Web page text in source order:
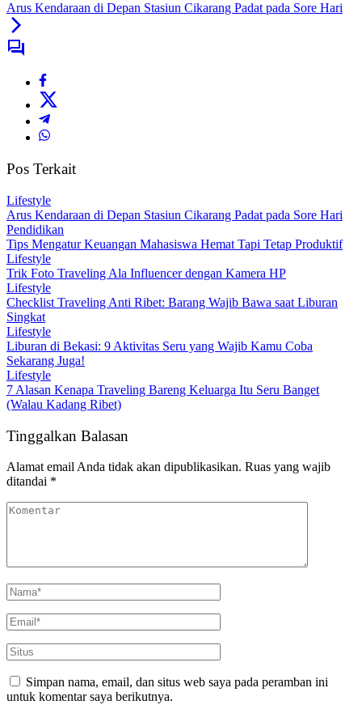
Arus Kendaraan di Depan Stasiun Cikarang Padat pada Sore Hari
Pos Terkait
Lifestyle
Arus Kendaraan di Depan Stasiun Cikarang Padat pada Sore Hari
Pendidikan
Tips Mengatur Keuangan Mahasiswa Hemat Tapi Tetap Produktif
Lifestyle
Trik Foto Traveling Ala Influencer dengan Kamera HP
Lifestyle
Checklist Traveling Anti Ribet: Barang Wajib Bawa saat Liburan
Singkat
Lifestyle
Liburan di Bekasi: 9 Aktivitas Seru yang Wajib Kamu Coba
Sekarang Juga!
Lifestyle
7 Alasan Kenapa Traveling Bareng Keluarga Itu Seru Banget
(Walau Kadang Ribet)
Tinggalkan Balasan
Alamat email Anda tidak akan dipublikasikan. Ruas yang wajib
ditandai *
Simpan nama, email, dan situs web saya pada peramban ini
untuk komentar saya berikutnya.